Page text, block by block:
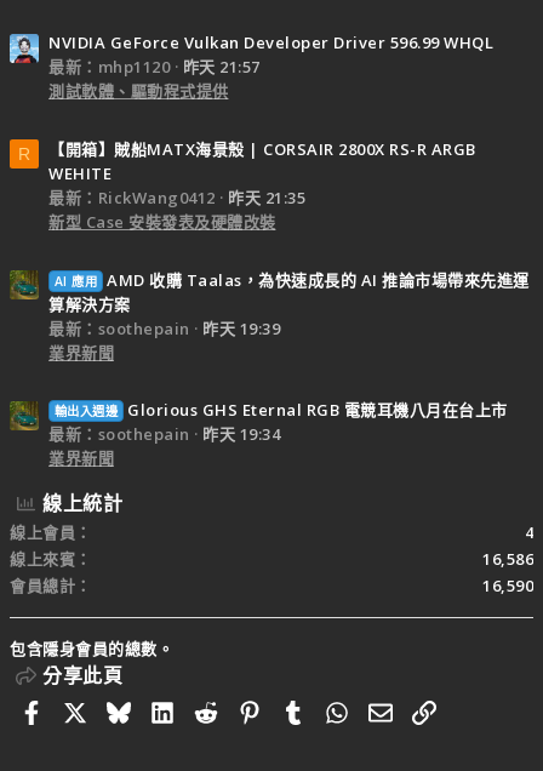
NVIDIA GeForce Vulkan Developer Driver 596.99 WHQL
最新：mhp1120
昨天 21:57
測試軟體、驅動程式提供
R
【開箱】賊船MATX海景殼 | CORSAIR 2800X RS-R ARGB
WEHITE
最新：RickWang0412
昨天 21:35
新型 Case 安裝發表及硬體改裝
AI 應用 AMD 收購 Taalas，為快速成長的 AI 推論市場帶來先進運
算解決方案
最新：soothepain
昨天 19:39
業界新聞
輸出入週邊
Glorious GHS Eternal RGB 電競耳機八月在台上市
最新：soothepain
昨天 19:34
業界新聞
線上統計
線上會員
4
線上來賓
16,586
會員總計
16,590
包含隱身會員的總數。
分享此頁
FacebookBlueskyLinkedIn
RedditPinterestTumblrWhatsApp
電子郵件
連結